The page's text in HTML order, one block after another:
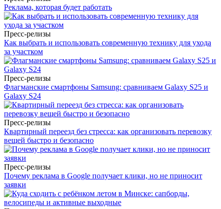
Реклама, которая будет работать
Пресс-релизы
Как выбрать и использовать современную технику для ухода
за участком
Пресс-релизы
Флагманские смартфоны Samsung: сравниваем Galaxy S25 и
Galaxy S24
Пресс-релизы
Квартирный переезд без стресса: как организовать перевозку
вещей быстро и безопасно
Пресс-релизы
Почему реклама в Google получает клики, но не приносит
заявки